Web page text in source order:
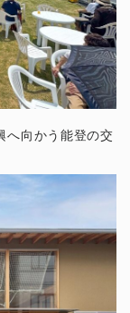
へ向かう能登の交